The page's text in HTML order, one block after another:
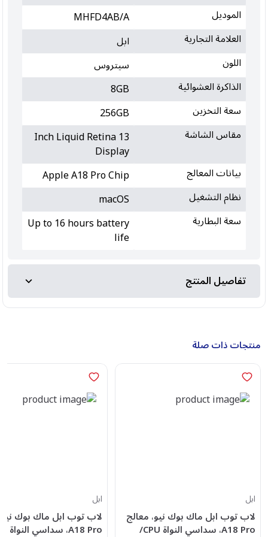
الموديل
MHFD4AB/A
العلامة التجارية
ابل
اللون
سيتروس
الذاكرة العشوائية
8GB
سعة التخزين
256GB
مقاس الشاشة
13 Inch Liquid Retina
Display
بيانات المعالج
Apple A18 Pro Chip
نظام التشغيل
macOS
سعة البطارية
Up to 16 hours battery
life
تفاصيل المنتج
منتجات ذات صلة
ابل
لاب توب ابل ماك بوك نيو، معالج
A18 Pro، سداسي النواة CPU/
ابل
لاب توب ابل ماك بوك